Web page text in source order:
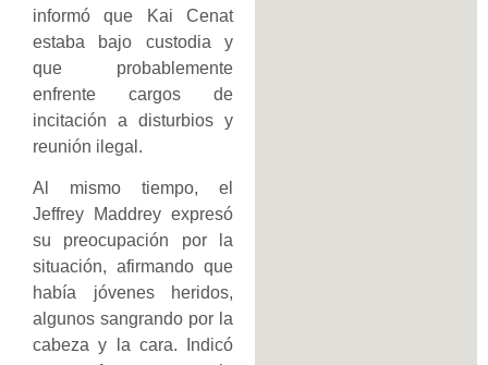
informó que Kai Cenat
estaba bajo custodia y
que probablemente
enfrente cargos de
incitación a disturbios y
reunión ilegal.
Al mismo tiempo, el
Jeffrey Maddrey expresó
su preocupación por la
situación, afirmando que
había jóvenes heridos,
algunos sangrando por la
cabeza y la cara. Indicó